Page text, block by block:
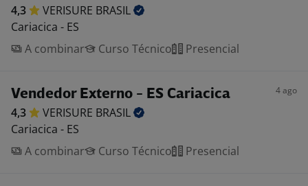
4,3 VERISURE BRASIL
Cariacica - ES
A combinar
Curso Técnico Presencial
Vendedor Externo - ES Cariacica 4 ago
4,3 VERISURE BRASIL
Cariacica - ES
A combinar
Curso Técnico Presencial